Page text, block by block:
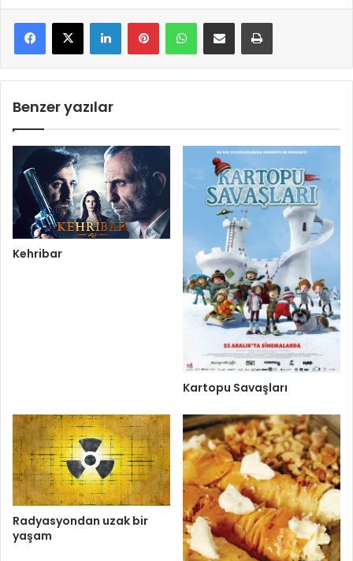
Benzer yazılar
Kehribar
Kartopu Savaşları
Radyasyondan uzak bir
yaşam